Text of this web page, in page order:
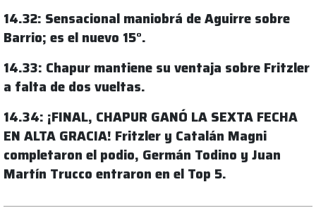
14.32: Sensacional maniobrá de Aguirre sobre
Barrio; es el nuevo 15°.
14.33: Chapur mantiene su ventaja sobre Fritzler
a falta de dos vueltas.
14.34: ¡FINAL, CHAPUR GANÓ LA SEXTA FECHA
EN ALTA GRACIA! Fritzler y Catalán Magni
completaron el podio, Germán Todino y Juan
Martín Trucco entraron en el Top 5.